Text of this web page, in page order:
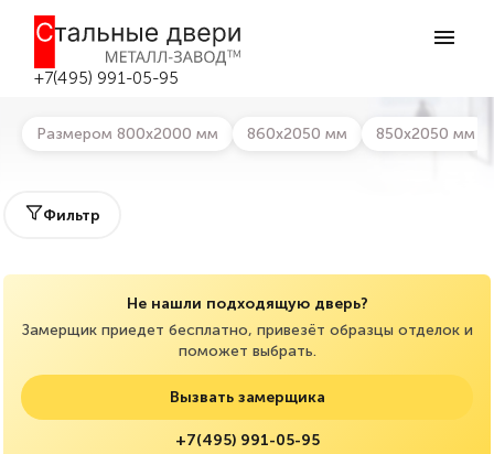
+7(495) 991-05-95
Металлические технические двери в
Серпухове
Размером 800х2000 мм 860х2050 мм 850х2050 мм
Фильтр
Не нашли подходящую дверь?
Замерщик приедет бесплатно, привезёт образцы отделок и
поможет выбрать.
Вызвать замерщика
+7(495) 991-05-95